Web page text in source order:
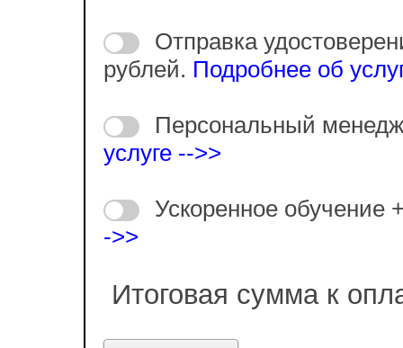
Отправка
рублей. Подробнее об
Персональный
услуге -->>
Ускоренное обучение
->>
Итоговая сумма к